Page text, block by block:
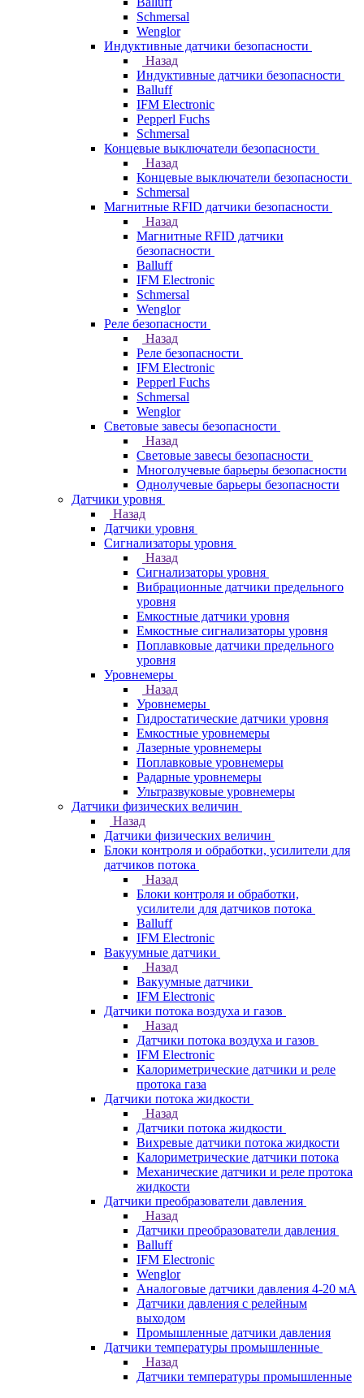
Schmersal
Wenglor
Индуктивные датчики безопасности
Назад
Индуктивные датчики безопасности
Balluff
IFM Electronic
Pepperl Fuchs
Schmersal
Концевые выключатели безопасности
Назад
Концевые выключатели безопасности
Schmersal
Магнитные RFID датчики безопасности
Назад
Магнитные RFID датчики
безопасности
Balluff
IFM Electronic
Schmersal
Wenglor
Реле безопасности
Назад
Реле безопасности
IFM Electronic
Pepperl Fuchs
Schmersal
Wenglor
Световые завесы безопасности
Назад
Световые завесы безопасности
Многолучевые барьеры безопасности
Однолучевые барьеры безопасности
Датчики уровня
Назад
Датчики уровня
Сигнализаторы уровня
Назад
Сигнализаторы уровня
Вибрационные датчики предельного
уровня
Емкостные датчики уровня
Емкостные сигнализаторы уровня
Поплавковые датчики предельного
уровня
Уровнемеры
Назад
Уровнемеры
Гидростатические датчики уровня
Емкостные уровнемеры
Лазерные уровнемеры
Поплавковые уровнемеры
Радарные уровнемеры
Ультразвуковые уровнемеры
Датчики физических величин
Назад
Датчики физических величин
Блоки контроля и обработки, усилители для
датчиков потока
Назад
Блоки контроля и обработки,
усилители для датчиков потока
Balluff
IFM Electronic
Вакуумные датчики
Назад
Вакуумные датчики
IFM Electronic
Датчики потока воздуха и газов
Назад
Датчики потока воздуха и газов
IFM Electronic
Калориметрические датчики и реле
протока газа
Датчики потока жидкости
Назад
Датчики потока жидкости
Вихревые датчики потока жидкости
Калориметрические датчики потока
Механические датчики и реле протока
жидкости
Датчики преобразователи давления
Назад
Датчики преобразователи давления
Balluff
IFM Electronic
Wenglor
Аналоговые датчики давления 4-20 мА
Датчики давления с релейным
выходом
Промышленные датчики давления
Датчики температуры промышленные
Назад
Датчики температуры промышленные